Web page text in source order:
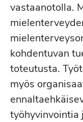
vastaanotolla.
kohdentuvan
toteutusta.
myös
työhyvinvointia